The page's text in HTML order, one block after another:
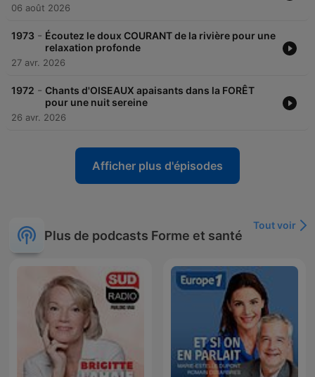
06 août 2026
1973 - Écoutez le doux COURANT de la rivière pour une
relaxation profonde
27 avr. 2026
1972 - Chants d'OISEAUX apaisants dans la FORÊT
pour une nuit sereine
26 avr. 2026
Afficher plus d'épisodes
Plus de podcasts Forme et santé
Tout voir